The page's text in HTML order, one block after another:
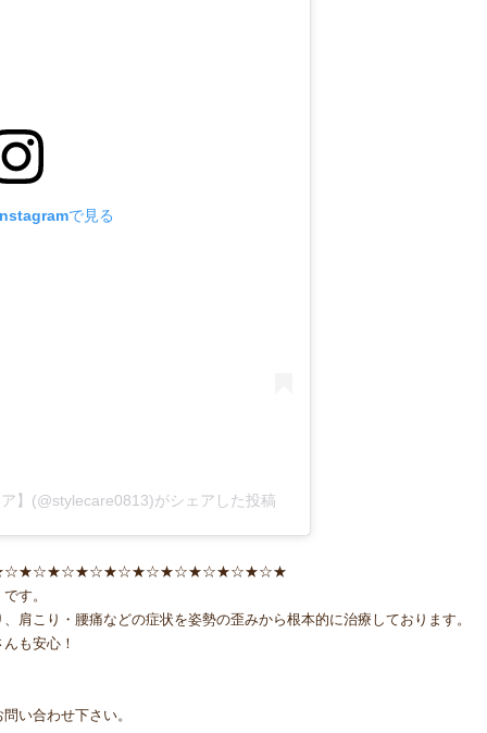
で見る
】(@stylecare0813)がシェアした投稿
す。
肩こり・腰痛などの症状を姿勢の歪みから根本的に治療しております。
も安心！
い合わせ下さい。